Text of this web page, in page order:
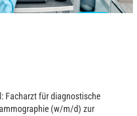
Facharzt für diagnostische
(w/m/d) zur